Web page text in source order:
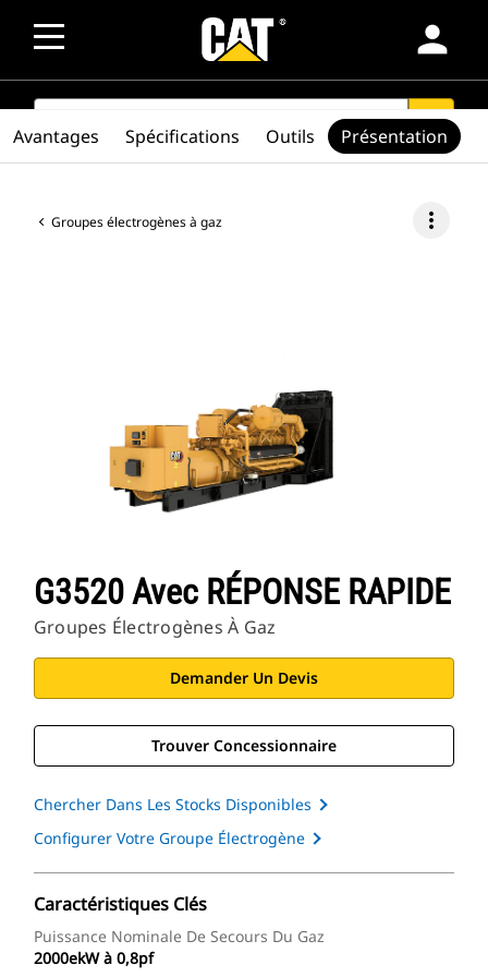
person
SEARCH search
Groupes électrogènes à gaz more_vert
G3520 Avec RÉPONSE RAPIDE
Groupes Électrogènes À Gaz
Demander Un Devis
Trouver Concessionnaire
Chercher Dans Les Stocks Disponibles
Configurer Votre Groupe Électrogène
Caractéristiques Clés
Puissance Nominale De Secours Du Gaz
2000ekW à 0,8pf
Avantages Spécifications Outils Présentation